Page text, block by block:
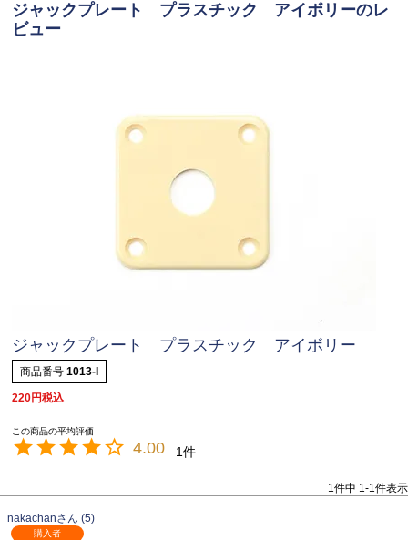
ジャックプレート プラスチック アイボリーのレ
ビュー
ジャックプレート プラスチック アイボリー
商品番号 1013-I
220 税込
4.00 1
1件中 1-1件表示
nakachan 5
購入者